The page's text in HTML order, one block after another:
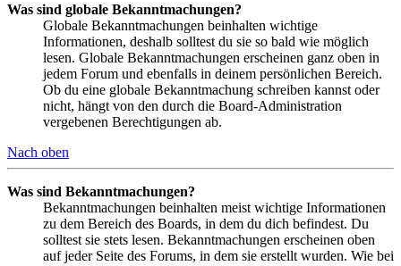
Was sind globale Bekanntmachungen?
Globale Bekanntmachungen beinhalten wichtige
Informationen, deshalb solltest du sie so bald wie möglich
lesen. Globale Bekanntmachungen erscheinen ganz oben in
jedem Forum und ebenfalls in deinem persönlichen Bereich.
Ob du eine globale Bekanntmachung schreiben kannst oder
nicht, hängt von den durch die Board-Administration
vergebenen Berechtigungen ab.
Nach oben
Was sind Bekanntmachungen?
Bekanntmachungen beinhalten meist wichtige Informationen
zu dem Bereich des Boards, in dem du dich befindest. Du
solltest sie stets lesen. Bekanntmachungen erscheinen oben
auf jeder Seite des Forums, in dem sie erstellt wurden. Wie bei